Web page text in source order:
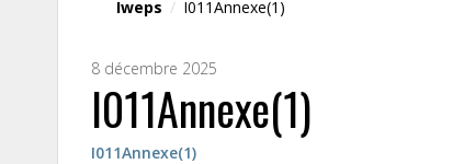
Iweps / I011Annexe(1)
8 décembre 2025
I011Annexe(1)
I011Annexe(1)